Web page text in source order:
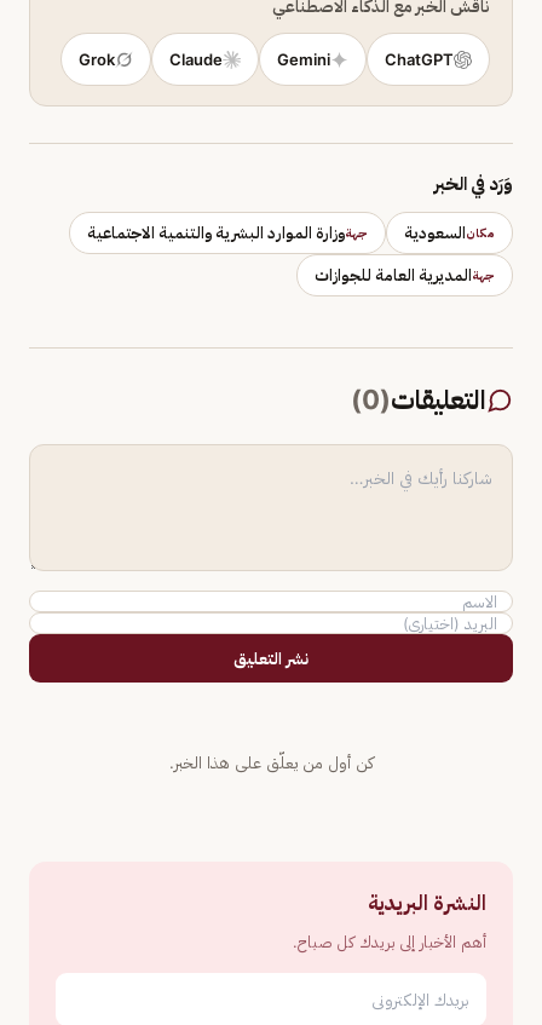
ناقش الخبر مع الذكاء الاصطناعي
ChatGPT
Gemini
Claude
Grok
وَرَد في الخبر
مكانالسعودية جهةوزارة الموارد البشرية والتنمية الاجتماعية
جهةالمديرية العامة للجوازات
التعليقات(
0
)
نشر التعليق
كن أول من يعلّق على هذا الخبر.
النشرة البريدية
أهم الأخبار إلى بريدك كل صباح.